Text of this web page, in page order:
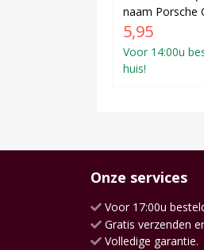
naam Porsche
5,95
Voor 14:00u
huis!
Onze services
Voor 17:00u
Gratis verzenden
Volledige garantie.